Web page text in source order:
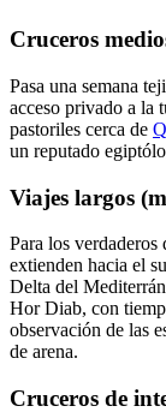
Cruceros
Pasa una semana
acceso privado a la
pastoriles cerca de
un reputado
Viajes largos
Para los
extienden hacia el
Delta del
Hor Diab, con
observación de las
de arena.
Cruceros de